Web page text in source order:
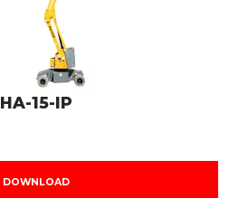
HA-15-IP
DOWNLOAD